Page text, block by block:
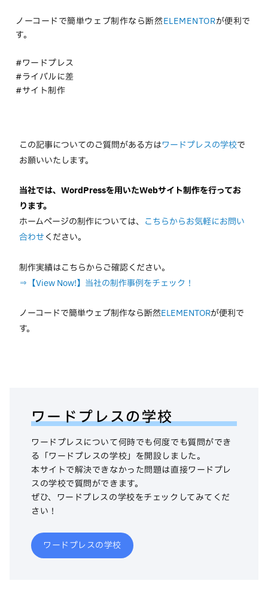
ノーコードで簡単ウェブ制作なら断然ELEMENTORが便利で
す。
#ワードプレス
#ライバルに差
#サイト制作
この記事についてのご質問がある方はワードプレスの学校で
お願いいたします。
当社では、WordPressを用いたWebサイト制作を行ってお
ります。
ホームページの制作については、 こちらからお気軽にお問い
合わせください。
制作実績はこちらからご確認ください。
⇒【View Now!】当社の制作事例をチェック！
ノーコードで簡単ウェブ制作なら断然ELEMENTORが便利で
す。
ワードプレスの学校
ワードプレスについて何時でも何度でも質問ができ
る「ワードプレスの学校」を開設しました。
本サイトで解決できなかった問題は直接ワードプレ
スの学校で質問ができます。
ぜひ、ワードプレスの学校をチェックしてみてくだ
さい！
ワードプレスの学校